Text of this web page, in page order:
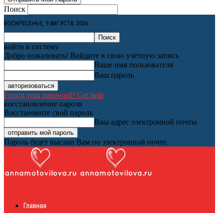
Поиск
ВОСКРЕСЕНЬЕ, 9 АВГУСТА, 2026
войти в систему
Добро пожаловать! Войдите в свою учётную запись
Ваше имя пользователя
Ваш пароль
Forgot your password? Get help
восстановление пароля
Восстановите свой пароль
Ваш адрес электронной почты
Пароль будет выслан Вам по электронной почте.
журналГлавная